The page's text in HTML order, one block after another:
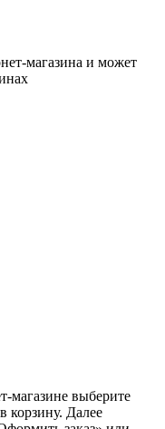
магазина и может
магазине выберите
корзину. Далее